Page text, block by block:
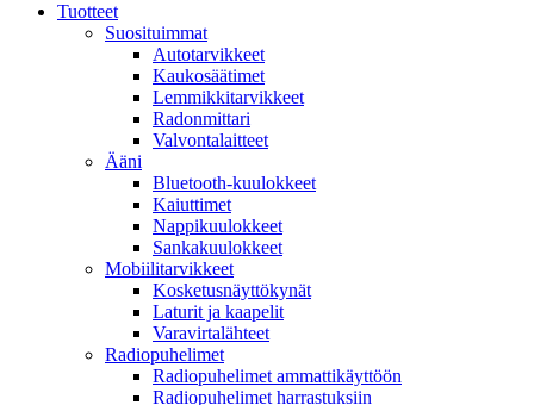
Tuotteet
Suosituimmat
Autotarvikkeet
Kaukosäätimet
Lemmikkitarvikkeet
Radonmittari
Valvontalaitteet
Ääni
Bluetooth-kuulokkeet
Kaiuttimet
Nappikuulokkeet
Sankakuulokkeet
Mobiilitarvikkeet
Kosketusnäyttökynät
Laturit ja kaapelit
Varavirtalähteet
Radiopuhelimet
Radiopuhelimet ammattikäyttöön
Radiopuhelimet harrastuksiin